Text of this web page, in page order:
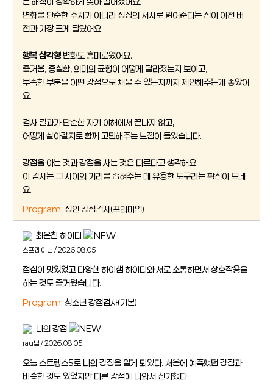
변화를 단순한 수치가 아니라 성장의 서사로 읽어준다는 점이 이전 버
전과 가장 크게 달랐어요.
행복 삼각형 변화도 흥미로웠어요.
즐거움, 충실함, 의미의 균형이 어떻게 달라졌는지 보이고,
부족한 부분을 어떤 강점으로 채울 수 있는지까지 제안해주는게 좋았어
요.
검사 결과가 단순한 자기 이해에서 끝나지 않고,
어떻게 살아갈지로 함께 고민해주는 느낌이 들었습니다.
강점을 아는 것과 강점을 사는 것은 다르다고 생각해요.
이 검사는 그 사이의 거리를 좁혀주는 데 유용한 도구라는 확신이 드네
요.
Program: 성인 강점검사(프리미엄)
최은찬 하이디
스프레이님 / 2026.08.05
점심이 맛있었고 다양한 하이샘 하이디와 서로 소통하면서 상호작용을
하는 것도 즐거웠습니다.
Program: 청소년 강점검사(기본)
나의 강점
rau님 / 2026.08.05
오늘 스트렝스5로 나의 강정을 알게 되었다. 처음에 예측했던 강점과
비슷한 것도 있었지만 다른 강점에 나와서 신기했다